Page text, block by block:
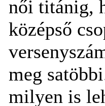
női titánig,
középső
meg
milyen is